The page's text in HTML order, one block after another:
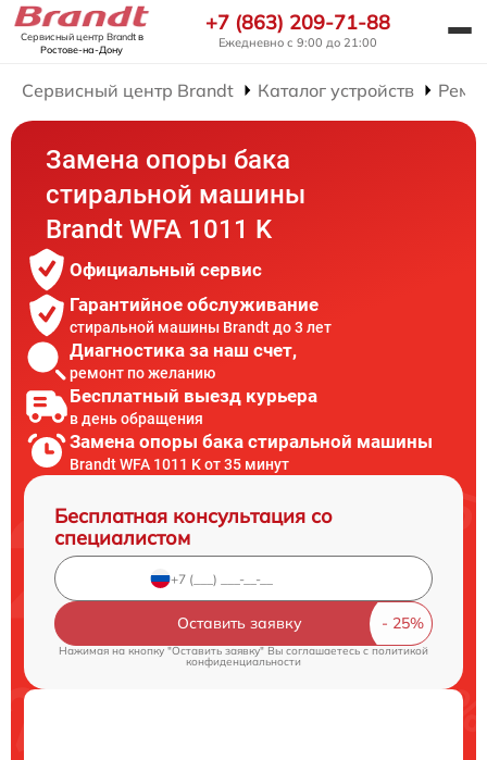
Сервисный центр Brandtв
Ростове-на-Дону
+7 (863) 209-71-88
Ежедневно с 9:00 до 21:00
Сервисный центр Brandt Каталог устройств
Замена опоры бака
стиральной машины
Brandt WFA 1011 K
Официальный сервис
Гарантийное обслуживание
стиральной машины Brandt до 3 лет
Диагностика за наш счет,
ремонт по желанию
Бесплатный выезд курьера
в день обращения
Замена опоры бака стиральной машины
Brandt WFA 1011 K от 35 минут
Бесплатная консультация со
специалистом
Оставить заявку
Нажимая на кнопку "Оставить заявку" Вы соглашаетесь c политикой
конфиденциальности